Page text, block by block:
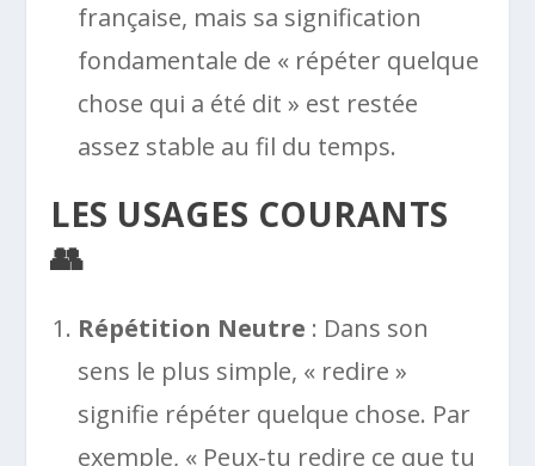
française, mais sa signification
fondamentale de « répéter quelque
chose qui a été dit » est restée
assez stable au fil du temps.
LES USAGES COURANTS
👥
Répétition Neutre : Dans son
sens le plus simple, « redire »
signifie répéter quelque chose. Par
exemple, « Peux-tu redire ce que tu